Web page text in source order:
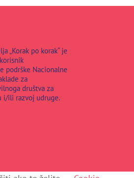
„Korak po korak“ je
korisnik
podrške Nacionalne
za
društva za
i/ili razvoj udruge.